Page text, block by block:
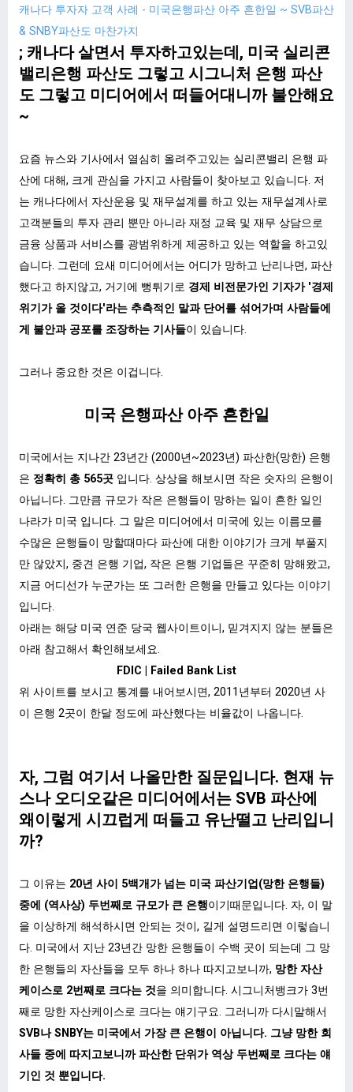
캐나다 투자자 고객 사례 - 미국은행파산 아주 흔한일 ~ SVB파산
& SNBY파산도 마찬가지
; 캐나다 살면서 투자하고있는데, 미국 실리콘
밸리은행 파산도 그렇고 시그니처 은행 파산
도 그렇고 미디어에서 떠들어대니까 불안해요
~
요즘 뉴스와 기사에서 열심히 올려주고있는 실리콘밸리 은행 파
산에 대해, 크게 관심을 가지고 사람들이 찾아보고 있습니다. 저
는 캐나다에서 자산운용 및 재무설계를 하고 있는 재무설계사로
고객분들의 투자 관리 뿐만 아니라 재정 교육 및 재무 상담으로
금융 상품과 서비스를 광범위하게 제공하고 있는 역할을 하고있
습니다. 그런데 요새 미디어에서는 어디가 망하고 난리나면, 파산
했다고 하지않고, 거기에 뻥튀기로 경제 비전문가인 기자가 '경제
위기가 올 것이다'라는 추측적인 말과 단어를 섞어가며 사람들에
게 불안과 공포를 조장하는 기사들이 있습니다.
그러나 중요한 것은 이겁니다.
미국 은행파산 아주 흔한일
미국에서는 지나간 23년간 (2000년~2023년) 파산한(망한) 은행
은 정확히 총 565곳 입니다. 상상을 해보시면 작은 숫자의 은행이
아닙니다. 그만큼 규모가 작은 은행들이 망하는 일이 흔한 일인
나라가 미국 입니다. 그 말은 미디어에서 미국에 있는 이름모를
수많은 은행들이 망할때마다 파산에 대한 이야기가 크게 부풀지
만 않았지, 중견 은행 기업, 작은 은행 기업들은 꾸준히 망해왔고,
지금 어디선가 누군가는 또 그러한 은행을 만들고 있다는 이야기
입니다.
아래는 해당 미국 연준 당국 웹사이트이니, 믿겨지지 않는 분들은
아래 참고해서 확인해보세요.
FDIC | Failed Bank List
위 사이트를 보시고 통계를 내어보시면, 2011년부터 2020년 사
이 은행 2곳이 한달 정도에 파산했다는 비율값이 나옵니다.
자, 그럼 여기서 나올만한 질문입니다. 현재 뉴
스나 오디오같은 미디어에서는 SVB 파산에
왜이렇게 시끄럽게 떠들고 유난떨고 난리입니
까?
그 이유는 20년 사이 5백개가 넘는 미국 파산기업(망한 은행들)
중에 (역사상) 두번째로 규모가 큰 은행이기때문입니다. 자, 이 말
을 이상하게 해석하시면 안되는 것이, 길게 설명드리면 이렇습니
다. 미국에서 지난 23년간 망한 은행들이 수백 곳이 되는데 그 망
한 은행들의 자산들을 모두 하나 하나 따지고보니까, 망한 자산
케이스로 2번째로 크다는 것을 의미합니다. 시그니처뱅크가 3번
째로 망한 자산케이스로 크다는 얘기구요. 그러니까 다시말해서
SVB나 SNBY는 미국에서 가장 큰 은행이 아닙니다. 그냥 망한 회
사들 중에 따지고보니까 파산한 단위가 역상 두번째로 크다는 얘
기인 것 뿐입니다.